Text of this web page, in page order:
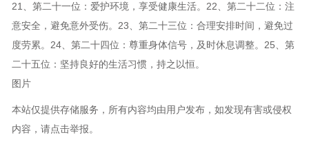
21、第二十一位：爱护环境，享受健康生活。22、第二十二位：注
意安全，避免意外受伤。23、第二十三位：合理安排时间，避免过
度劳累。24、第二十四位：尊重身体信号，及时休息调整。25、第
二十五位：坚持良好的生活习惯，持之以恒。
图片
本站仅提供存储服务，所有内容均由用户发布，如发现有害或侵权
内容，请点击举报。